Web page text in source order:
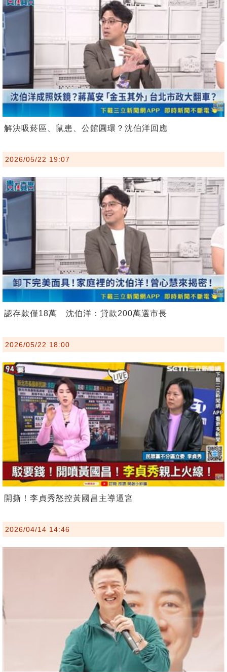
解決吸菸區、鼠患、公館圓環？沈伯洋回應
2026/05/22 19:07
認存款僅18萬 沈伯洋：貸款200萬選市長
2026/05/22 18:00
開撕！李貞秀怒控黃國昌主導逼宮
2026/04/14 14:46